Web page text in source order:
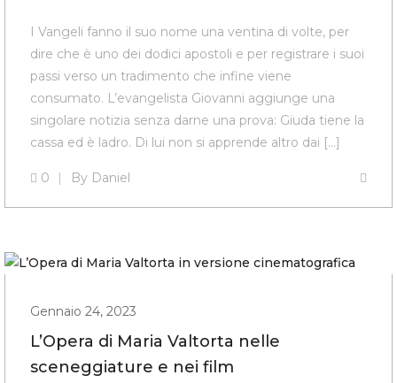
I Vangeli fanno il suo nome una ventina di volte, per
dire che è uno dei dodici apostoli e per registrare i suoi
passi verso un tradimento che infine viene
consumato. L’evangelista Giovanni aggiunge una
singolare notizia senza darne una prova: Giuda tiene la
cassa ed è ladro. Di lui non si apprende altro dai […]
0 By Daniel
Gennaio 24, 2023
L’Opera di Maria Valtorta nelle
sceneggiature e nei film